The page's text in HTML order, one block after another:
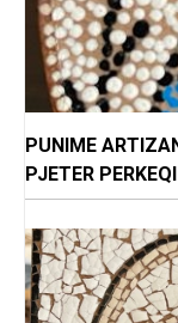
PUNIME
PJETER